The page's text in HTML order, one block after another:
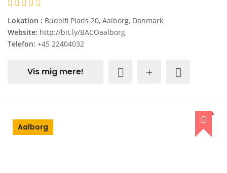
Lokation : Budolfi Plads 20, Aalborg, Danmark
Website: http://bit.ly/BACOaalborg
Telefon: +45 22404032
Vis mig mere!
Aalborg